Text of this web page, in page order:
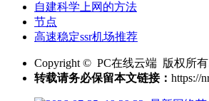
自建科学上网的方法
节点
高速稳定ssr机场推荐
Copyright © PC在线云端 版权所
转载请务必保留本文链接： https://